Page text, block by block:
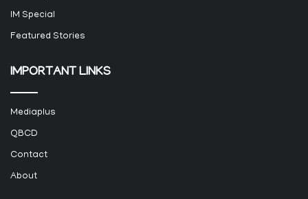
IM Special
Featured Stories
IMPORTANT LINKS
Mediaplus
QBCD
Contact
About